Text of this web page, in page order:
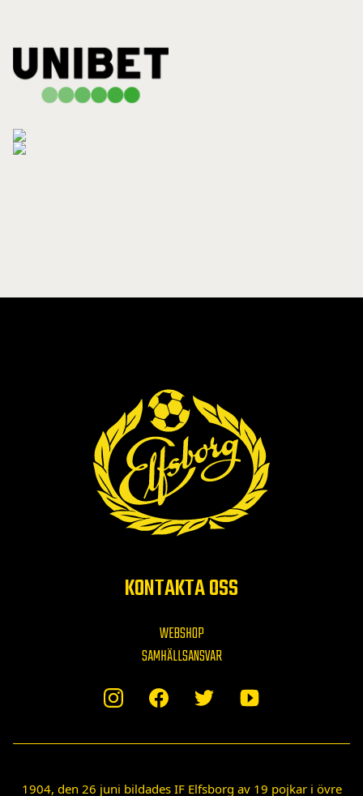
KONTAKTA OSS
WEBSHOP
SAMHÄLLSANSVAR
1904, den 26 juni bildades IF Elfsborg av 19 pojkar i övre